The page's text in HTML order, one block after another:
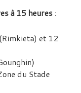
à 15 heures :
et 12
du Stade